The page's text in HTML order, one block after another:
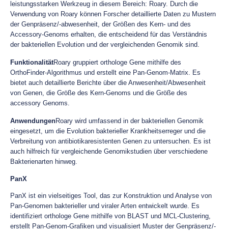
leistungsstarken Werkzeug in diesem Bereich: Roary. Durch die
Verwendung von Roary können Forscher detaillierte Daten zu Mustern
der Genpräsenz/-abwesenheit, der Größen des Kern- und des
Accessory-Genoms erhalten, die entscheidend für das Verständnis
der bakteriellen Evolution und der vergleichenden Genomik sind.
FunktionalitätRoary gruppiert orthologe Gene mithilfe des
OrthoFinder-Algorithmus und erstellt eine Pan-Genom-Matrix. Es
bietet auch detaillierte Berichte über die Anwesenheit/Abwesenheit
von Genen, die Größe des Kern-Genoms und die Größe des
accessory Genoms.
AnwendungenRoary wird umfassend in der bakteriellen Genomik
eingesetzt, um die Evolution bakterieller Krankheitserreger und die
Verbreitung von antibiotikaresistenten Genen zu untersuchen. Es ist
auch hilfreich für vergleichende Genomikstudien über verschiedene
Bakterienarten hinweg.
PanX
PanX ist ein vielseitiges Tool, das zur Konstruktion und Analyse von
Pan-Genomen bakterieller und viraler Arten entwickelt wurde. Es
identifiziert orthologe Gene mithilfe von BLAST und MCL-Clustering,
erstellt Pan-Genom-Grafiken und visualisiert Muster der Genpräsenz/-